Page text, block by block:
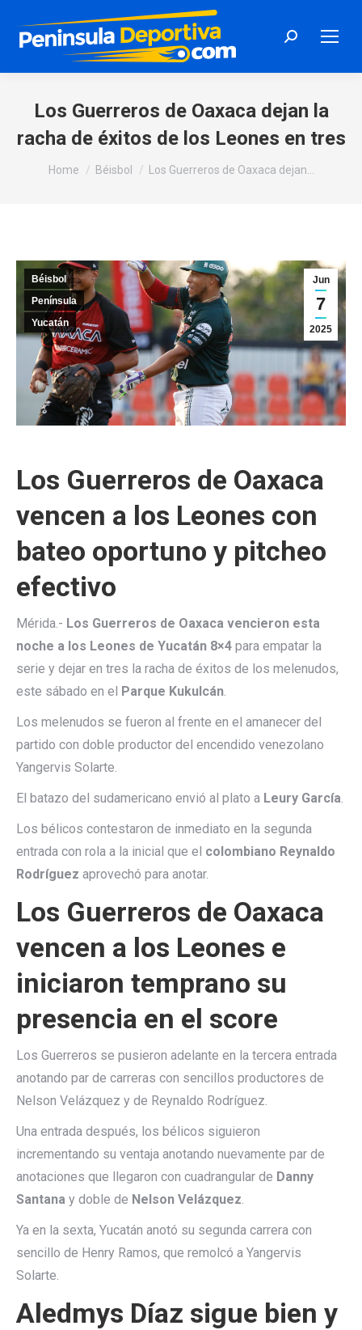
Search:
Los Guerreros de Oaxaca dejan la
racha de éxitos de los Leones en tres
You are here:
Home Béisbol Los Guerreros de Oaxaca dejan…
Jun
7
2025
Béisbol
Península
Yucatán
Los Guerreros de Oaxaca
vencen a los Leones con
bateo oportuno y pitcheo
efectivo
Mérida.- Los Guerreros de Oaxaca vencieron esta
noche a los Leones de Yucatán 8×4 para empatar la
serie y dejar en tres la racha de éxitos de los melenudos,
este sábado en el Parque Kukulcán.
Los melenudos se fueron al frente en el amanecer del
partido con doble productor del encendido venezolano
Yangervis Solarte.
El batazo del sudamericano envió al plato a Leury García.
Los bélicos contestaron de inmediato en la segunda
entrada con rola a la inicial que el colombiano Reynaldo
Rodríguez aprovechó para anotar.
Los Guerreros de Oaxaca
vencen a los Leones e
iniciaron temprano su
presencia en el score
Los Guerreros se pusieron adelante en la tercera entrada
anotando par de carreras con sencillos productores de
Nelson Velázquez y de Reynaldo Rodríguez.
Una entrada después, los bélicos siguieron
incrementando su ventaja anotando nuevamente par de
anotaciones que llegaron con cuadrangular de Danny
Santana y doble de Nelson Velázquez.
Ya en la sexta, Yucatán anotó su segunda carrera con
sencillo de Henry Ramos, que remolcó a Yangervis
Solarte.
Aledmys Díaz sigue bien y